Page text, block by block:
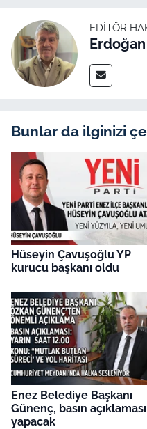
EDITÖR
Bunlar da ilginizi
Hüseyin Çavuşoğlu YP
kurucu başkanı oldu
Enez Belediye Başkanı
Günenç, basın açıklaması
yapacak